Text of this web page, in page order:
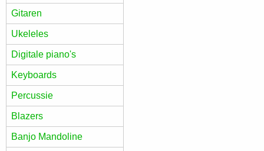
Gitaren
Ukeleles
Digitale piano's
Keyboards
Percussie
Blazers
Banjo Mandoline